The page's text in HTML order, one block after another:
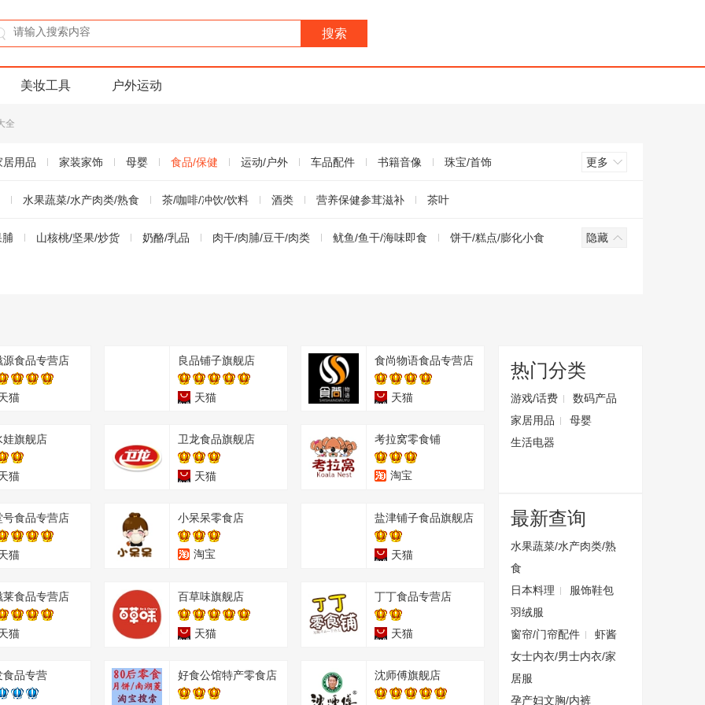
美妆工具 户外运动
全
居用品 家装家饰 母婴 食品/保健 运动/户外 车品配件 书籍音像 珠宝/首饰 更多
水果蔬菜/水产肉类/熟食 茶/咖啡/冲饮/饮料 酒类 营养保健参茸滋补 茶叶
山核桃/坚果/炒货 奶酪/乳品 肉干/肉脯/豆干/肉类 鱿鱼/鱼干/海味即食 饼干/糕点/膨化小食 隐藏
源食品专营店
猫
良品铺子旗舰店
天猫
食尚物语食品专营店
天猫
娃旗舰店
猫
卫龙食品旗舰店
天猫
考拉窝零食铺
淘宝
号食品专营店
猫
小呆呆零食店
淘宝
盐津铺子食品旗舰店
天猫
莱食品专营店
猫
百草味旗舰店
天猫
丁丁食品专营店
天猫
食品专营 好食公馆特产零食店 沈师傅旗舰店
热门分类
游戏/话费
数码产品
家居用品
母婴
生活电器
最新查询
水果蔬菜/水产肉类/熟
食
日本料理
服饰鞋包
羽绒服
窗帘/门帘配件
虾酱
女士内衣/男士内衣/家
居服
孕产妇文胸/内裤